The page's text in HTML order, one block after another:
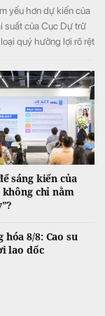
yếu hơn dự kiến của
suất của Cục Dự trữ
quý hưởng lợi rõ rệt
sáng kiến của
chỉ nằm
8/8: Cao su
lao dốc